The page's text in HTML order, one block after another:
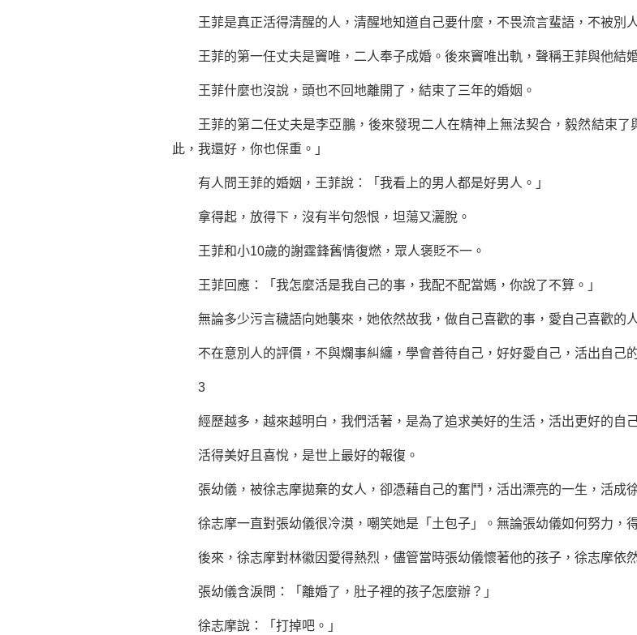
王菲是真正活得清醒的人，清醒地知道自己要什麼，不畏流言蜚語，不被別
王菲的第一任丈夫是竇唯，二人奉子成婚。後來竇唯出軌，聲稱王菲與他結
王菲什麼也沒說，頭也不回地離開了，結束了三年的婚姻。
王菲的第二任丈夫是李亞鵬，後來發現二人在精神上無法契合，毅然結束了
此，我還好，你也保重。」
有人問王菲的婚姻，王菲說：「我看上的男人都是好男人。」
拿得起，放得下，沒有半句怨恨，坦蕩又灑脫。
王菲和小10歲的謝霆鋒舊情復燃，眾人褒貶不一。
王菲回應：「我怎麼活是我自己的事，我配不配當媽，你說了不算。」
無論多少污言穢語向她襲來，她依然故我，做自己喜歡的事，愛自己喜歡的
不在意別人的評價，不與爛事糾纏，學會善待自己，好好愛自己，活出自己
3
經歷越多，越來越明白，我們活著，是為了追求美好的生活，活出更好的自
活得美好且喜悅，是世上最好的報復。
張幼儀，被徐志摩拋棄的女人，卻憑藉自己的奮鬥 ，活出漂亮的一生，活成
徐志摩一直對張幼儀很冷漠，嘲笑她是「土包子」。無論張幼儀如何努力，
後來，徐志摩對林徽因 愛得熱烈，儘管當時張幼儀懷著他的孩子，徐志摩依
張幼儀含淚問：「離婚了，肚子裡的孩子怎麼辦？」
徐志摩說：「打掉吧。」